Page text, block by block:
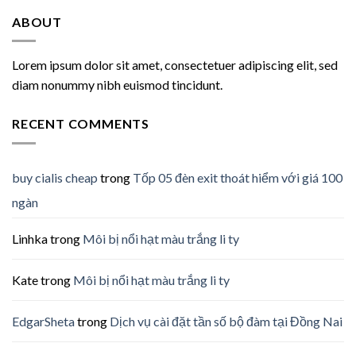
ABOUT
Lorem ipsum dolor sit amet, consectetuer adipiscing elit, sed
diam nonummy nibh euismod tincidunt.
RECENT COMMENTS
buy cialis cheap trong Tốp 05 đèn exit thoát hiểm với giá 100
ngàn
Linhkatrong Môi bị nổi hạt màu trắng li ty
Katetrong Môi bị nổi hạt màu trắng li ty
EdgarShetatrong Dịch vụ cài đặt tần số bộ đàm tại Đồng Nai